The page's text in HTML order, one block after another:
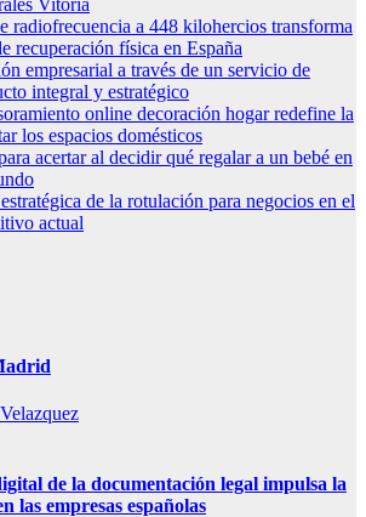
Vitoria
radiofrecuencia a 448 kilohercios transforma
recuperación física en España
empresarial a través de un servicio de
integral y estratégico
online decoración hogar redefine la
los espacios domésticos
acertar al decidir qué regalar a un bebé en
de la rotulación para negocios en el
actual
de la documentación legal impulsa la
las empresas españolas